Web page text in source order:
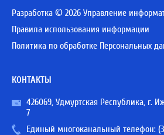
Разработка © 2026 Управление
Правила использования информации
Политика по обработке Персональных
КОНТАКТЫ
426069, Удмуртская Республика, г.
7
Единый многоканальный телефон: